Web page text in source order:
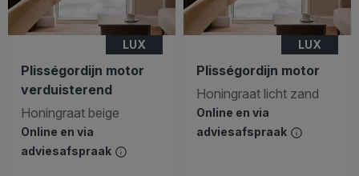
LUX
Plisségordijn motor
verduisterend
Honingraat beige
Online en via
adviesafspraak
LUX
Plisségordijn motor
Honingraat licht zand
Online en via
adviesafspraak